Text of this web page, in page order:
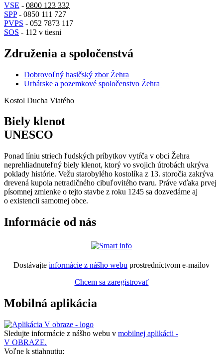
VSE - 0800 123 332
SPP- 0850 111 727
PVPS - 052 7873 117
SOS - 112 v tiesni
Združenia a spoločenstvá
Dobrovoľný hasičský zbor Žehra
Urbárske a pozemkové spoločenstvo Žehra
Kostol Ducha Viatého
Biely klenot
UNESCO
Ponad líniu striech ľudských príbytkov vytŕča v obci Žehra
neprehliadnuteľný biely klenot, ktorý vo svojich útrobách ukrýva
poklady histórie. Vežu starobylého kostolíka z 13. storočia zakrýva
drevená kupola netradičného cibuľovitého tvaru. Práve vďaka prvej
písomnej zmienke o tejto stavbe z roku 1245 sa dozvedáme aj
o existencii samotnej obce.
Informácie od nás
Dostávajte informácie z nášho webu prostredníctvom e-mailov
Chcem sa zaregistrovať
Mobilná aplikácia
Sledujte informácie z nášho webu v mobilnej aplikácii -
V OBRAZE.
Voľne k stiahnutiu: